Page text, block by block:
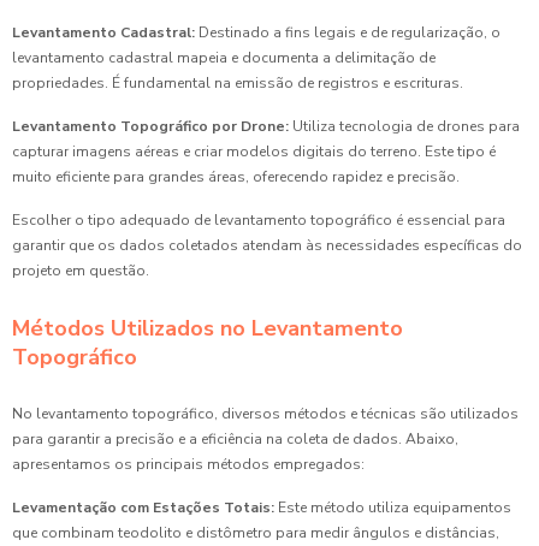
Levantamento Cadastral: Destinado a fins legais e de regularização, o
levantamento cadastral mapeia e documenta a delimitação de
propriedades. É fundamental na emissão de registros e escrituras.
Levantamento Topográfico por Drone: Utiliza tecnologia de drones para
capturar imagens aéreas e criar modelos digitais do terreno. Este tipo é
muito eficiente para grandes áreas, oferecendo rapidez e precisão.
Escolher o tipo adequado de levantamento topográfico é essencial para
garantir que os dados coletados atendam às necessidades específicas do
projeto em questão.
Métodos Utilizados no Levantamento
Topográfico
No levantamento topográfico, diversos métodos e técnicas são utilizados
para garantir a precisão e a eficiência na coleta de dados. Abaixo,
apresentamos os principais métodos empregados:
Levamentação com Estações Totais: Este método utiliza equipamentos
que combinam teodolito e distômetro para medir ângulos e distâncias,